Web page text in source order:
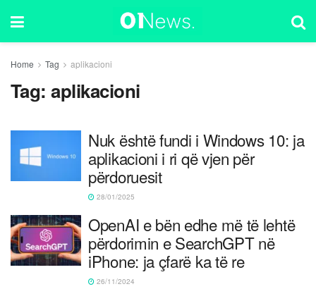
Home Tag aplikacioni
Tag:aplikacioni
Nuk është fundi i Windows 10: ja
aplikacioni i ri që vjen për
përdoruesit
28/01/2025
OpenAI e bën edhe më të lehtë
përdorimin e SearchGPT në
iPhone: ja çfarë ka të re
26/11/2024